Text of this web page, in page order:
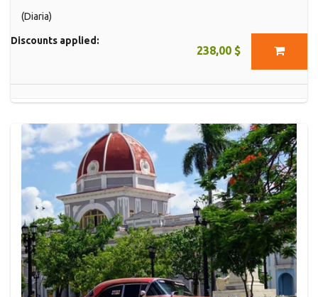
(Diaria)
238,00 $
Discounts applied: